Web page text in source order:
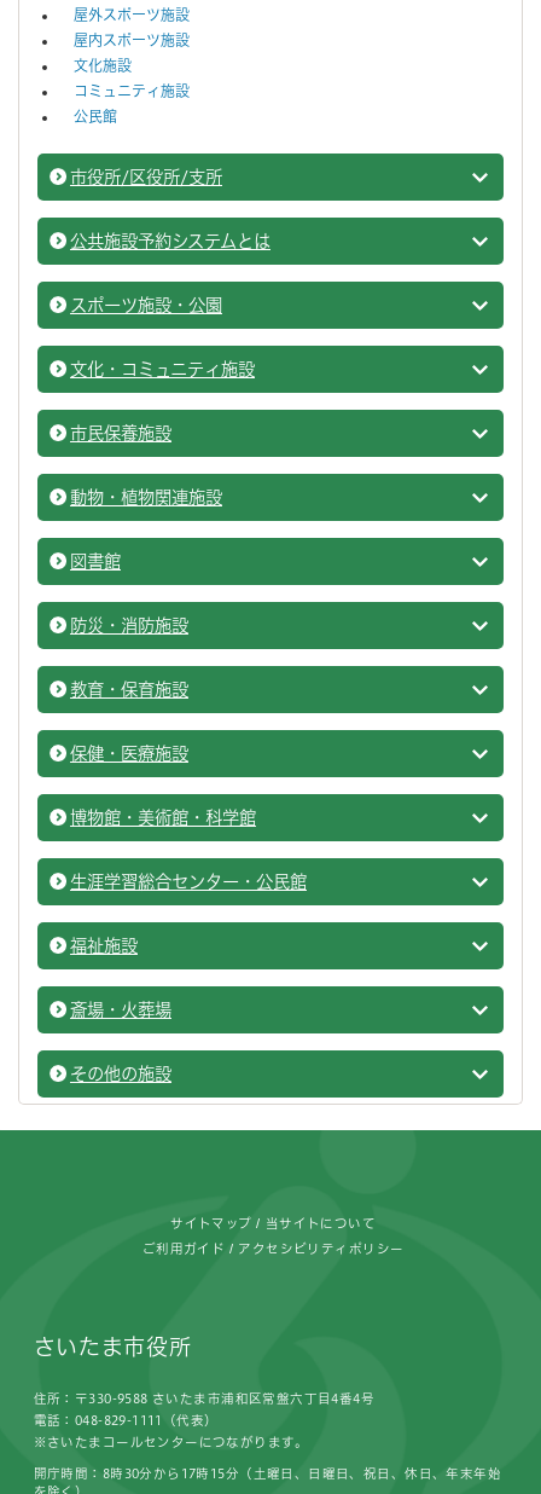
屋外スポーツ施設
屋内スポーツ施設
文化施設
コミュニティ施設
公民館
市役所/区役所/支所
施設を
公共施設予約システムとは
公共施
スポーツ施設・公園
スポー
文化・コミュニティ施設
文化・
市民保養施設
施設を
動物・植物関連施設
動物・
図書館
施設を
防災・消防施設
防災・
教育・保育施設
教育・
保健・医療施設
保健・
博物館・美術館・科学館
博物館
生涯学習総合センター・公民館
施設を
福祉施設
福祉施
斎場・火葬場
斎場・
その他の施設
施設を
サイトマップ 当サイトについて
ご利用ガイド アクセシビリティポリシー
さいたま市役所
住所：〒330-9588 さいたま市浦和区常盤六丁目4番4号
電話：048-829-1111（代表）
※さいたまコールセンターにつながります。
開庁時間：8時30分から17時15分（土曜日、日曜日、祝日、休日、年末年始